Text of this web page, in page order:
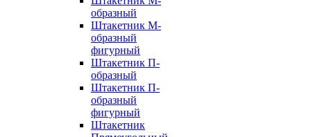
образный
Штакетник М-
образный
фигурный
Штакетник П-
образный
Штакетник П-
образный
фигурный
Штакетник